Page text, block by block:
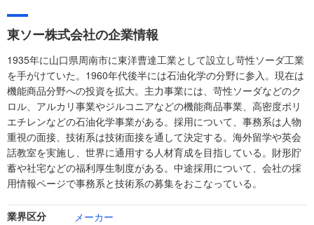
にしっかり対策をすすめましょう。
東ソー株式会社の企業情報
1935年に山口県周南市に東洋曹達工業として設立し苛性ソーダ工業
を手がけていた。1960年代後半には石油化学の分野に参入。現在は
機能商品分野への投資を拡大。主力事業には、苛性ソーダなどのク
ロル、アルカリ事業やジルコニアなどの機能商品事業、高密度ポリ
エチレンなどの石油化学事業がある。採用について、事務系は人物
重視の面接、技術系は技術面接を通して決定する。海外留学や英会
話教室を実施し、世界に通用する人材育成を目指している。財形貯
蓄や社宅などの福利厚生制度がある。中途採用について、会社の採
用情報ページで事務系と技術系の募集をおこなっている。
業界区分 メーカー